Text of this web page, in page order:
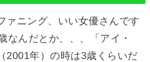
ァニング、いい女優さんです
なんだとか、、、「アイ・
2001年）の時は3歳くらいだ